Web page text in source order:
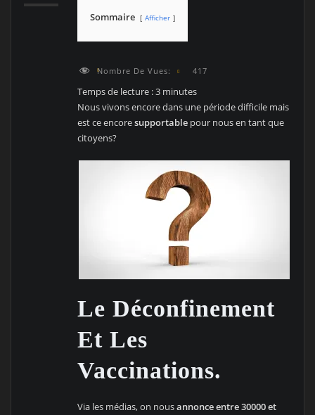
Sommaire Afficher
Nombre De Vues: 417
Temps de lecture :3 minutes
Nous vivons encore dans une période difficile mais
est ce encoresupportable pour nous en tant que
citoyens?
Le Déconfinement
Et Les
Vaccinations.
Via les médias, on nousannonce entre 30000 et